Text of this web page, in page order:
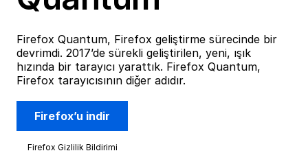
Firefox Quantum, Firefox geliştirme sürecinde bir
devrimdi. 2017’de sürekli geliştirilen, yeni, ışık
hızında bir tarayıcı yarattık. Firefox Quantum,
Firefox tarayıcısının diğer adıdır.
Firefox’u indir
Firefox Gizlilik Bildirimi